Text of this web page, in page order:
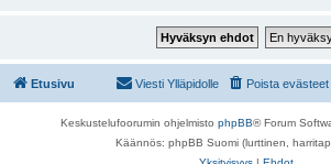
Etusivu Poista evästeet
Viesti Ylläpidolle
Keskustelufoorumin ohjelmisto phpBB® Forum
Käännös: phpBB Suomi (lurttinen,